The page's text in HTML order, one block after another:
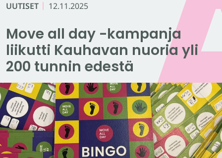
UUTISET 12.11.2025
Move all day -kampanja
liikutti Kauhavan nuoria yli
200 tunnin edestä